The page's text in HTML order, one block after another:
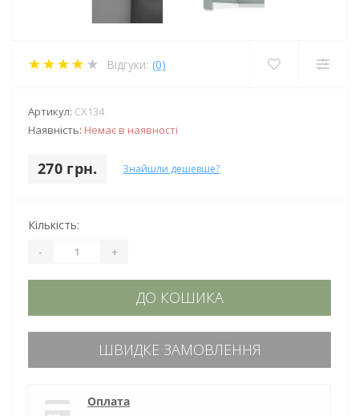
Відгуки: (0)
Артикул: CX134
Наявність: Немає в наявності
270 грн. Знайшли дешевше?
Кількість:
- +
ДО КОШИКА
ШВИДКЕ ЗАМОВЛЕННЯ
Оплата